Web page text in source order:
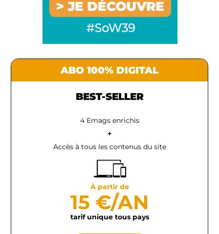
ABO 100% DIGITAL
BEST-SELLER
4 Emags enrichis
+
Accès à tous les contenus du site
À partir de
15 €/AN
tarif unique tous pays